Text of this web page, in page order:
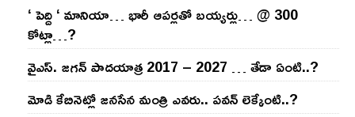
‘ పెద్ది ‘ మానియా… భారీ ఆప‌ర్ల‌తో బ‌య్య‌ర్లు… @ 300
కోట్లా…?
వైఎస్‌. జ‌గ‌న్ పాద‌యాత్ర 2017 – 2027 … తేడా ఏంటి..?
మోడి కేబినెట్లో జ‌నసేన మంత్రి ఎవ‌రు.. ప‌వ‌న్ లెక్కేంటి..?